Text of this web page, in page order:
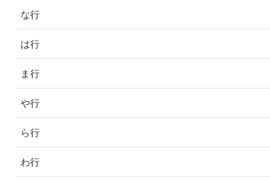
な行
は行
ま行
や行
ら行
わ行